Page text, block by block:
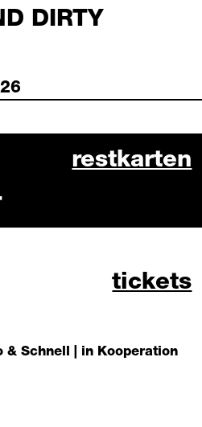
DIRTY
2026
restkarten
hundert
2026
& Schnell | in Kooperation
tickets
hedo